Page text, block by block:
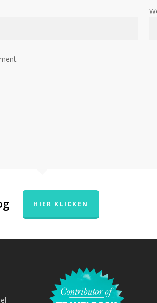
HIER KLICKEN